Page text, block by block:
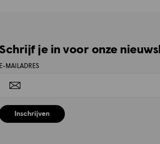
Schrijf je in voor onze
E-MAILADRES
Inschrijven